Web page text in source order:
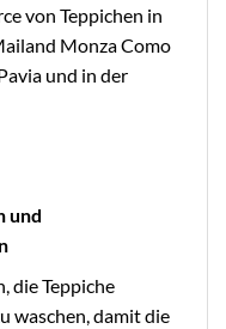
von Teppichen in
Monza Como
und in der
und
die Teppiche
waschen, damit die